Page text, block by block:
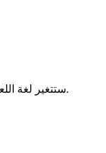
ستتغير لغة اللعب فقط - وستظل لغة المتصفح لديك كما هي.